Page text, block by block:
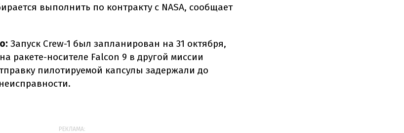
выполнить по контракту с NASA, сообщает
Запуск Crew-1 был запланирован на 31 октября,
ракете-носителе Falcon 9 в другой миссии
пилотируемой капсулы задержали до
РЕКЛАМА: